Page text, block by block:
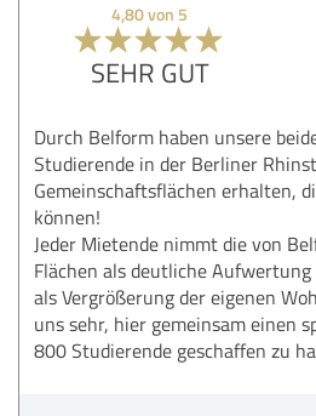
4,80 von 5
SEHR GUT
Durch Belform haben unsere
Studierende in der Berliner
Gemeinschaftsflächen erhalten,
können!
Jeder Mietende nimmt die von
Flächen als deutliche
als Vergrößerung der eigenen
uns sehr, hier gemeinsam einen
800 Studierende geschaffen zu